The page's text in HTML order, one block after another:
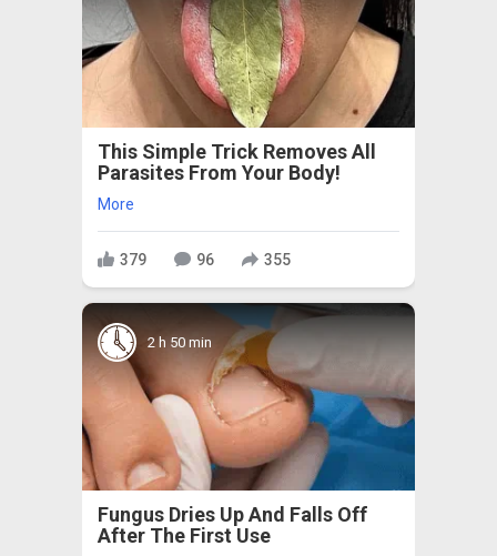
This Simple Trick Removes All
Parasites From Your Body!
More
379 96 355
2 h 50 min
Fungus Dries Up And Falls Off
After The First Use